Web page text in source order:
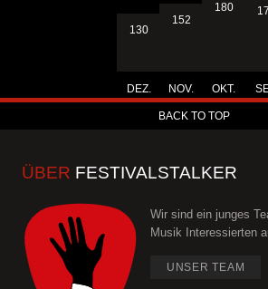
130
DEZ.
152
NOV.
180
OKT.
BACK TO TOP
ÜBER FESTIVALSTALKER
Wir sind ein junges
Musik Interessierten
UNSER TEAM